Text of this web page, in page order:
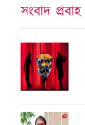
সংবাদ প্ৰবাহ